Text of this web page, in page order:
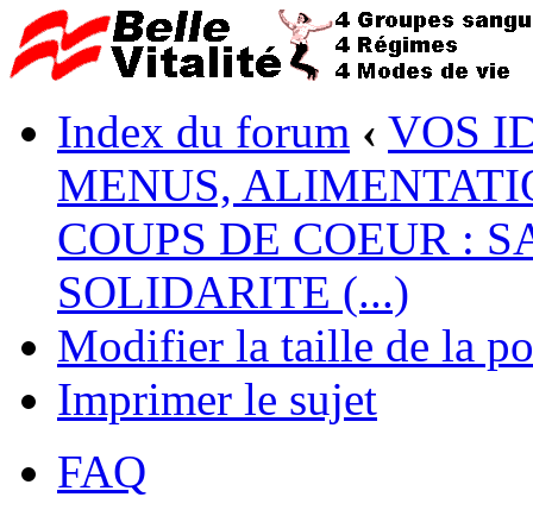
Index du forum ‹ VOS
MENUS,
COUPS DE COEUR :
SOLIDARITE (...)
Modifier la taille de la
Imprimer le sujet
FAQ